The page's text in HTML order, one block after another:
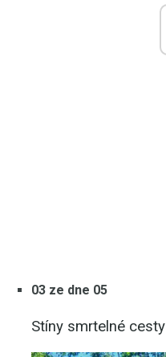
03 ze dne 05
Stíny smrtelné cesty